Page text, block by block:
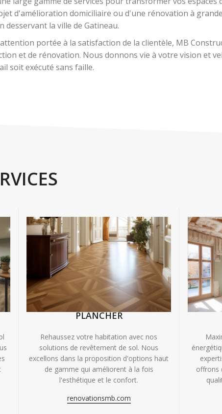
d'amélioration domiciliaire ou d'une rénovation à
desservant la ville de Gatineau.
portée à la satisfaction de la clientèle, MB
et de rénovation. Nous donnons vie à votre vision et
soit exécuté sans faille.
PLANCHER
Rehaussez votre habitation avec nos
solutions de revêtement de sol. Nous
excellons dans la proposition d'options haut
de gamme qui améliorent à la fois
l'esthétique et le confort.
renovationsmb.com
offrons